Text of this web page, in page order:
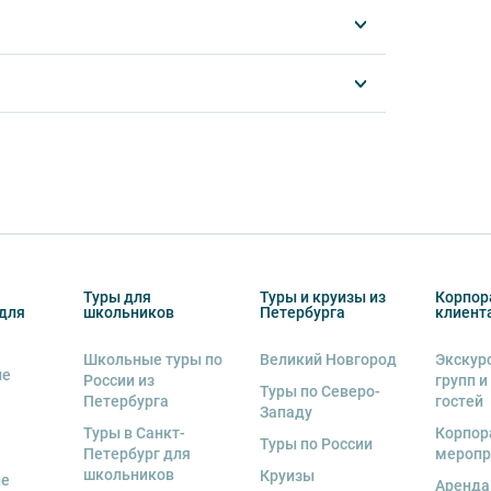
алкоголь.
использования мобильных устройств
правила поведения на экскурсии.
или отменить экскурсию полностью
ливнями, наводнениями,
мажорными обстоятельствами; а также,
Туры для
школьников
Школьные туры по
России из
Петербурга
Туры в Санкт-
Петербург для
школьников
Туры и круизы из
Петербурга
Великий Новгород
Туры по Северо-
Западу
Туры по России
Круизы
групп
гостей